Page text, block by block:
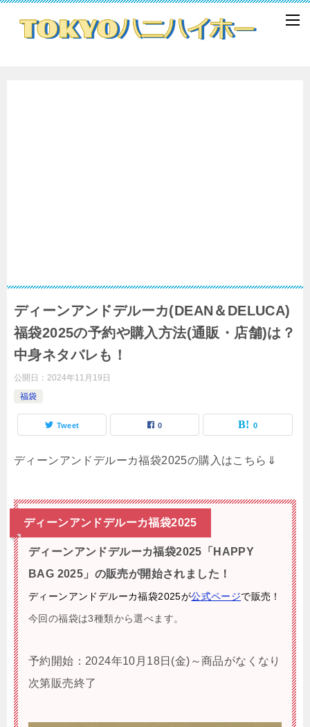
ディーンアンドデルーカ(DEAN＆DELUCA)
福袋2025の予約や購入方法(通販・店舗)は？
中身ネタバレも！
公開日： 2024年11月19日
福袋
Tweet 0 0
ディーンアンドデルーカ福袋2025の購入はこちら⇓
ディーンアンドデルーカ福袋2025
ディーンアンドデルーカ福袋2025「 HAPPY
BAG 2025」の販売が開始されました！
ディーンアンドデルーカ福袋2025が公式ページで販売！
今回の福袋は3種類から選べます。
予約開始：2024年10月18日(金)～商品がなくなり
次第販売終了